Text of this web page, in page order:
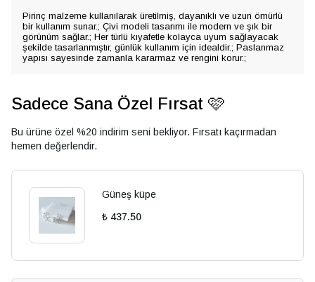
Pirinç malzeme kullanılarak üretilmiş, dayanıklı ve uzun ömürlü
bir kullanım sunar.; Çivi modeli tasarımı ile modern ve şık bir
görünüm sağlar.; Her türlü kıyafetle kolayca uyum sağlayacak
şekilde tasarlanmıştır, günlük kullanım için idealdir.; Paslanmaz
yapısı sayesinde zamanla kararmaz ve rengini korur.;
Sadece Sana Özel Fırsat 🩷
Bu ürüne özel %20 indirim seni bekliyor. Fırsatı kaçırmadan
hemen değerlendir.
Güneş küpe
₺ 437.50